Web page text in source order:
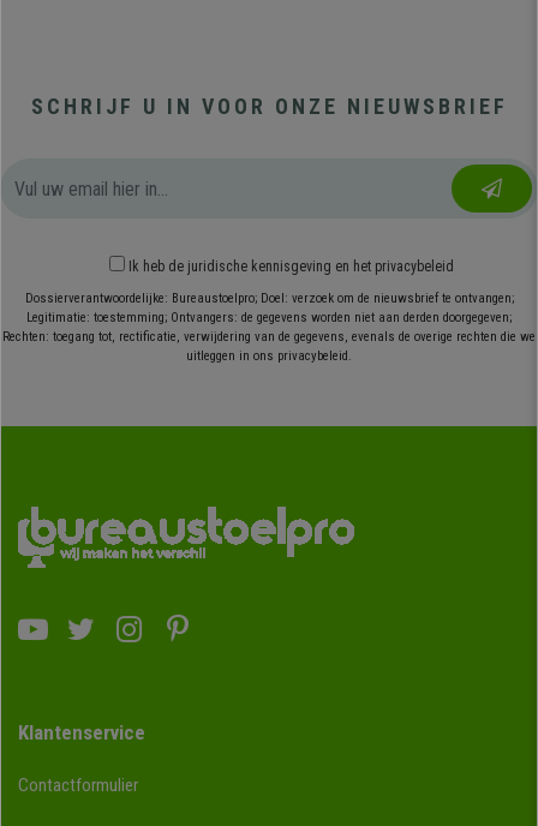
SCHRIJF U IN VOOR ONZE NIEUWSBRIEF
Ik heb de juridische kennisgeving en het privacybeleid
Dossierverantwoordelijke: Bureaustoelpro; Doel: verzoek om de nieuwsbrief te ontvangen;
Legitimatie: toestemming; Ontvangers: de gegevens worden niet aan derden doorgegeven;
Rechten: toegang tot, rectificatie, verwijdering van de gegevens, evenals de overige rechten die we
uitleggen in ons privacybeleid.
Klantenservice
Contactformulier